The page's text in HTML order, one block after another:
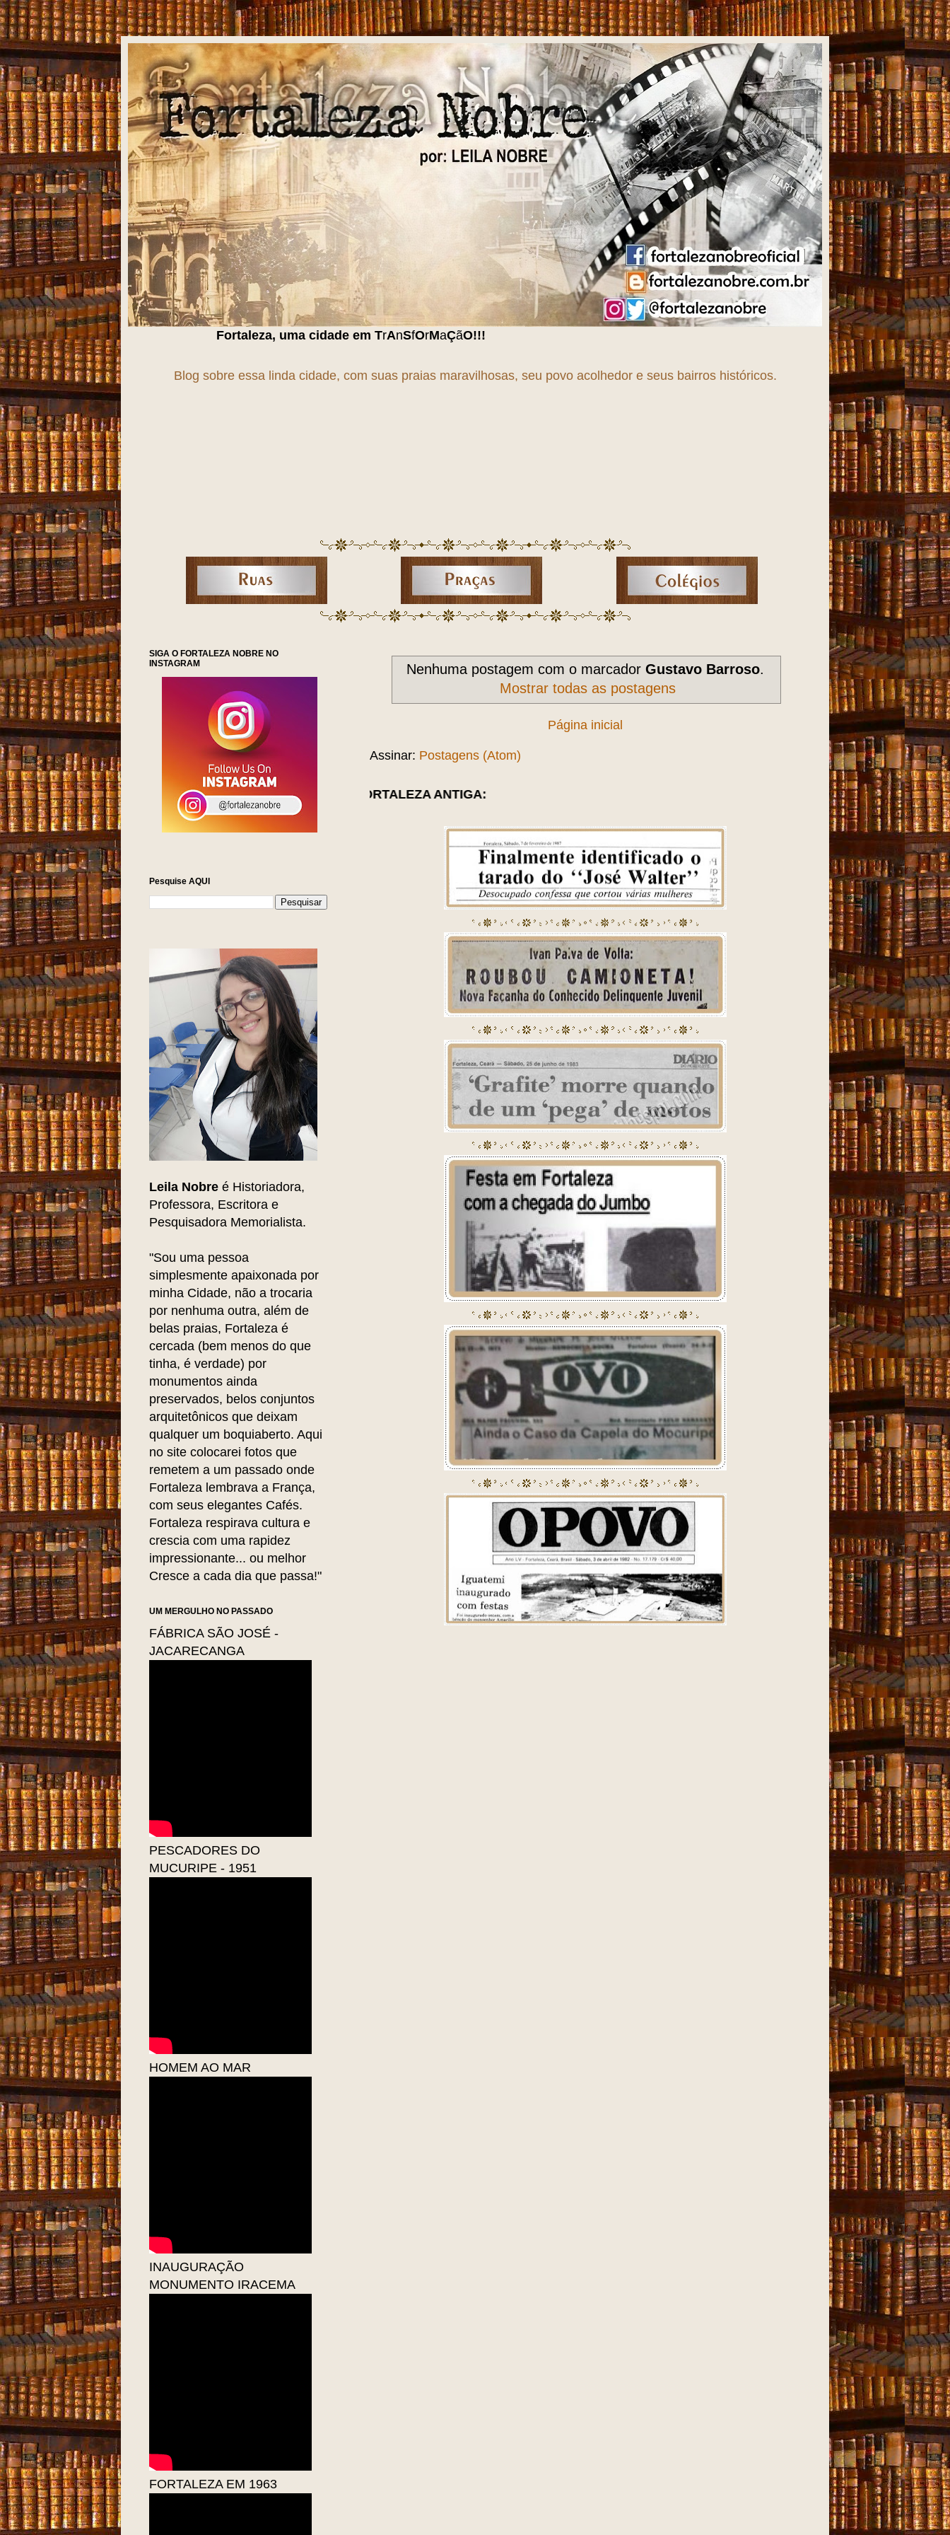
Fortaleza, uma cidade em TrAn SfOrMa ÇãO!!!
Blog sobre essa linda cidade, com suas praias maravilhosas, seu povo acolhedor e seus bairros históricos.
Nenhuma postagem com o marcador Gustavo Barroso.
Mostrar todas as postagens
Página inicial
Assinar: Postagens (Atom)
NOTÍCIAS DA FORTALEZA ANTIGA:
SIGA O FORTALEZA NOBRE NO
INSTAGRAM
Pesquise AQUI
Leila Nobre é Historiadora,
Professora, Escritora e
Pesquisadora Memorialista.
"Sou uma pessoa
simplesmente apaixonada por
minha Cidade, não a trocaria
por nenhuma outra, além de
belas praias, Fortaleza é
cercada (bem menos do que
tinha, é verdade) por
monumentos ainda
preservados, belos conjuntos
arquitetônicos que deixam
qualquer um boquiaberto. Aqui
no site colocarei fotos que
remetem a um passado onde
Fortaleza lembrava a França,
com seus elegantes Cafés.
Fortaleza respirava cultura e
crescia com uma rapidez
impressionante... ou melhor
Cresce a cada dia que passa!"
UM MERGULHO NO PASSADO
FÁBRICA SÃO JOSÉ -
JACARECANGA
PESCADORES DO
MUCURIPE - 1951
HOMEM AO MAR
INAUGURAÇÃO
MONUMENTO IRACEMA
FORTALEZA EM 1963